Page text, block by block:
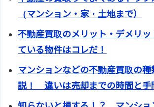
（マンション・家・土地まで）
不動産買取のメリット・デメリ
ている物件はコレだ！
マンションなどの不動産買取の
説！ 違いは売却までの時間と手